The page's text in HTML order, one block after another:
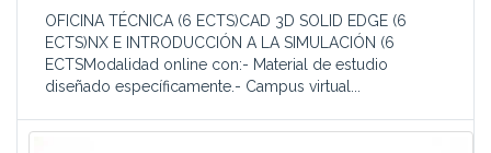
OFICINA TÉCNICA (6 ECTS)CAD 3D SOLID EDGE (6
ECTS)NX E INTRODUCCIÓN A LA SIMULACIÓN (6
ECTSModalidad online con:- Material de estudio
diseñado específicamente.- Campus virtual...